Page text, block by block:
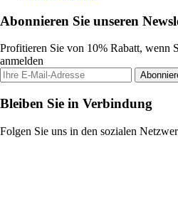
Abonnieren Sie unseren
Profitieren Sie von 10% Rabatt, wenn
anmelden
Bleiben Sie in Verbindung
Folgen Sie uns in den sozialen